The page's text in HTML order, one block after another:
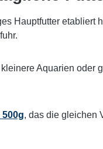
Hauptfutter etabliert
Aquarien oder
, das die gleichen